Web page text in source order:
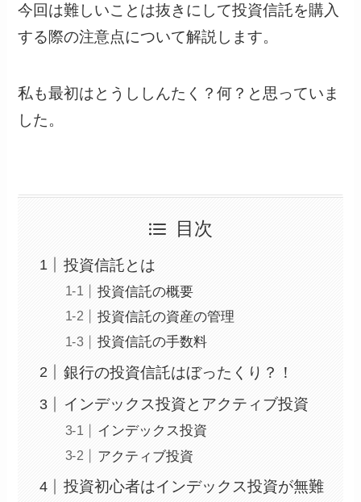
今回は難しいことは抜きにして投資信託を購入
する際の注意点について解説します。
私も最初はとうししんたく？何？と思っていま
した。
目次
投資信託とは
投資信託の概要
投資信託の資産の管理
投資信託の手数料
銀行の投資信託はぼったくり？！
インデックス投資とアクティブ投資
インデックス投資
アクティブ投資
投資初心者はインデックス投資が無難